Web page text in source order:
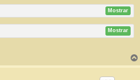
Mostrar
Mostrar